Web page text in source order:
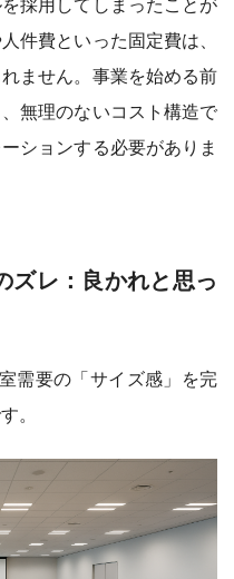
件費といった固定費は、
ません。事業を始める前
無理のないコスト構造で
ションする必要がありま
ズレ：良かれと思っ
需要の「サイズ感」を完
。